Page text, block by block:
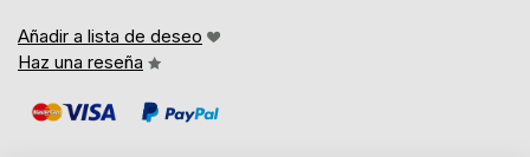
Añadir a lista de deseo
Haz una reseña